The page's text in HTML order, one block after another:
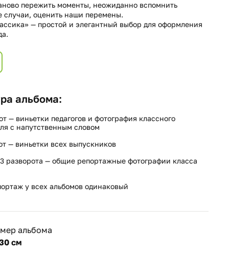
пережить моменты, неожиданно вспомнить
случаи, оценить наши перемены.
— простой и элегантный выбор для оформления
альбома:
— виньетки педагогов и фотография классного
с напутственным словом
— виньетки всех выпускников
разворота — общие репортажные фотографии класса
у всех альбомов одинаковый
альбома
см